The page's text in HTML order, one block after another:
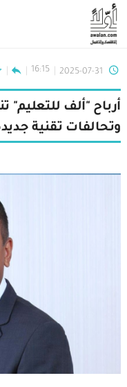
2025-07-31
16:15
وتحالفات تقنية
اشترك